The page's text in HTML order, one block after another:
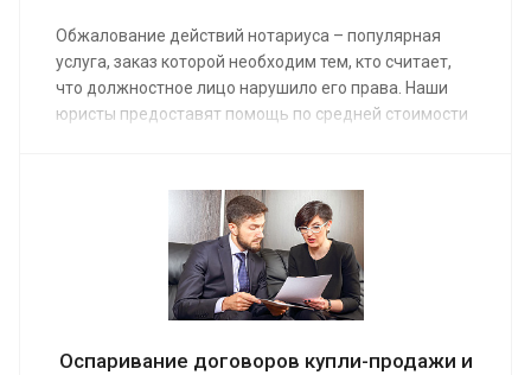
Обжалование действий нотариуса – популярная
услуга, заказ которой необходим тем, кто считает,
что должностное лицо нарушило его права. Наши
юристы предоставят помощь по средней стоимости
в короткие сроки.
Оспаривание договоров купли-продажи и